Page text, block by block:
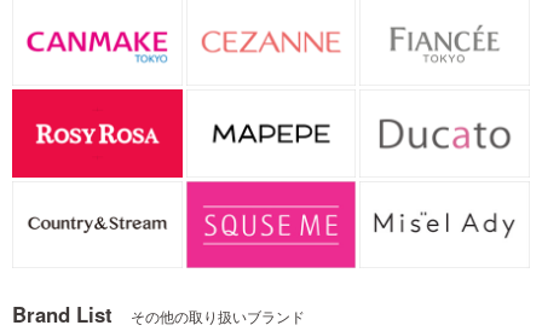
Brand List その他の取り扱いブランド